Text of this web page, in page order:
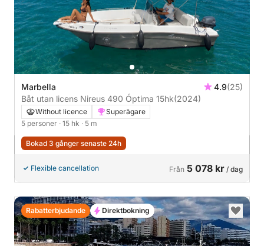
Marbella 4.9(25)
Båt utan licens Nireus 490 Óptima 15hk(2024)
Without licence
Superägare
5 personer · 15 hk · 5 m
Bokad 3 gånger senaste 24h
Flexible cancellation Från 5 078 kr / dag
Rabatterbjudande Direktbokning